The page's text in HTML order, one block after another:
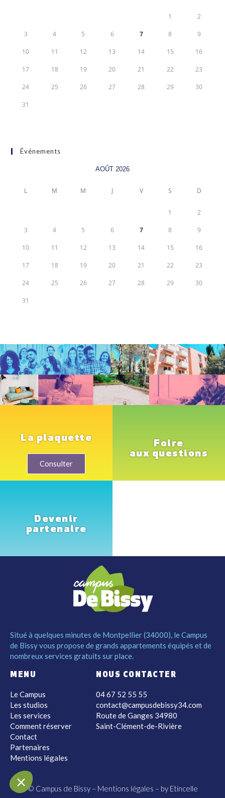
1 2
3 4 5 6 7 8 9
10 11 12 13 14 15 16
17 18 19 20 21 22 23
24 25 26 27 28 29 30
31
Événements
AOÛT 2026
L M M J V S D
1 2
3 4 5 6 7 8 9
10 11 12 13 14 15 16
17 18 19 20 21 22 23
24 25 26 27 28 29 30
31
La plaquette
Consulter
Foire
aux questions
Devenir
partenaire
Situé à quelques minutes de Montpellier (34000), le Campus
de Bissy vous propose de grands appartements équipés et de
nombreux services gratuits sur place.
MENU
Le Campus
Les studios
Les services
Comment réserver
Contact
Partenaires
Mentions légales
NOUS CONTACTER
04 67 52 55 55
contact@campusdebissy34.com
Route de Ganges 34980
Saint-Clément-de-Rivière
© Campus de Bissy – Mentions légales – by Etincelle
!
d'être sûrs que le contenu de
intéresse avant de vous
mais on aimerait bien vous accompagner pendant votre
pour vous ?
Consentements certifiés par
merci Je choisis OK pour moi